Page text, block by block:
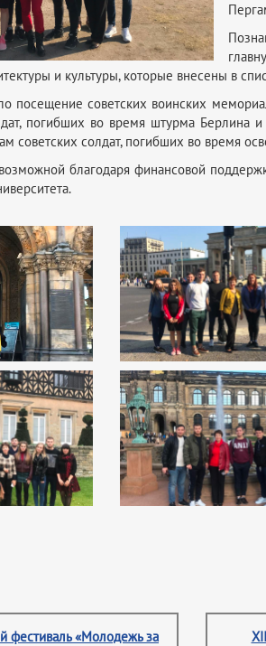
и культуры, которые внесены в
посещение советских воинских
погибших во время штурма
советских солдат, погибших во время
благодаря финансовой
фестиваль «Молодежь за